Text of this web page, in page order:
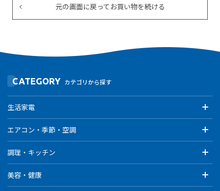
元の画面に戻ってお買い物を続ける
CATEGORY カテゴリから探す
生活家電
エアコン・季節・空調
調理・キッチン
美容・健康